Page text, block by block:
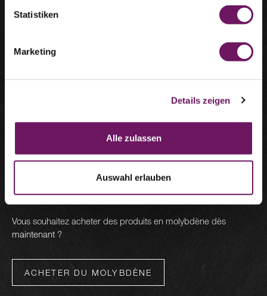
Statistiken
Marketing
Details zeigen
Alle zulassen
Auswahl erlauben
Le molybdène (Mo) est recherché dans les applications
exigeantes en raison de sa dureté et de sa résistance à la
Cet élément chimique de numéro atomique 42 possède
Saviez-vous que le molybdène augmente la résistance de
impressionne par ses propriétés similaires à celles du
. Les produits en molybdène de Litty, tels que les
une résistance exceptionnelles.
Vous souhaitez acheter des produits en molybdène dès
maintenant ?
ACHETER DU MOLYBDÈNE